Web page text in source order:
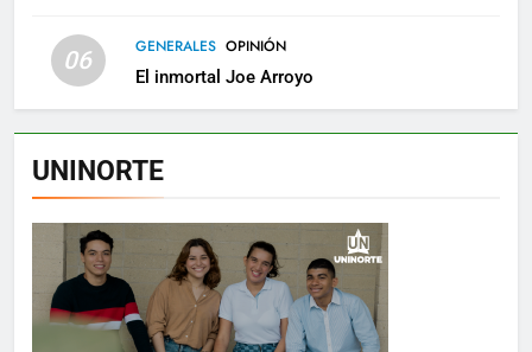
06 GENERALES OPINIÓN
El inmortal Joe Arroyo
UNINORTE